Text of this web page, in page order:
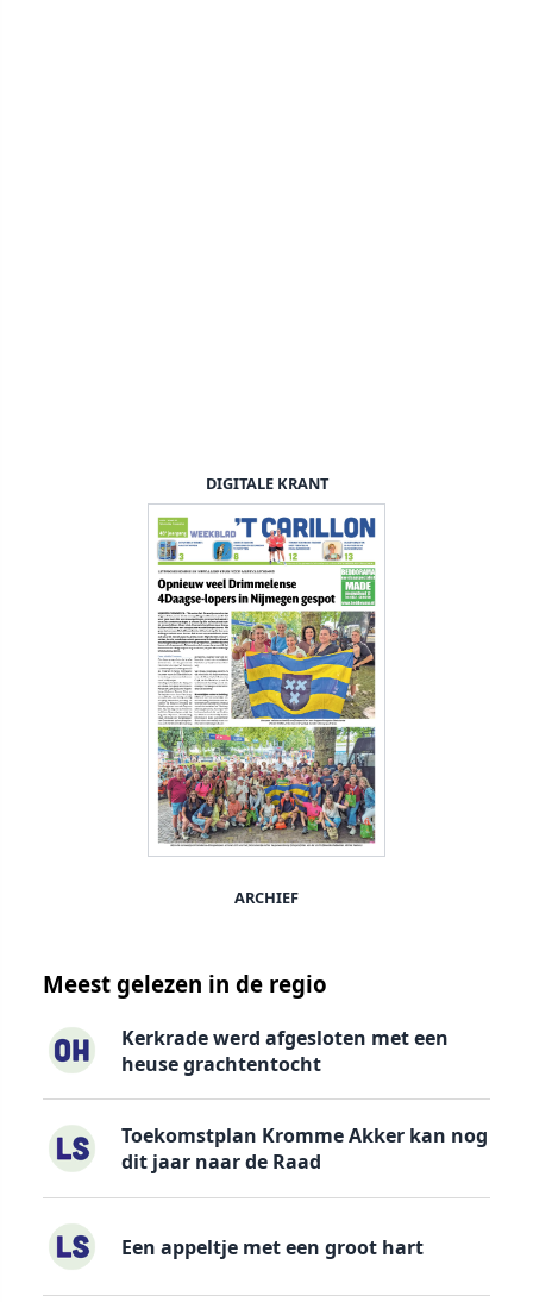
DIGITALE KRANT
ARCHIEF
Meest gelezen in de regio
Kerkrade werd afgesloten met een
heuse grachtentocht
Toekomstplan Kromme Akker kan nog
dit jaar naar de Raad
Een appeltje met een groot hart